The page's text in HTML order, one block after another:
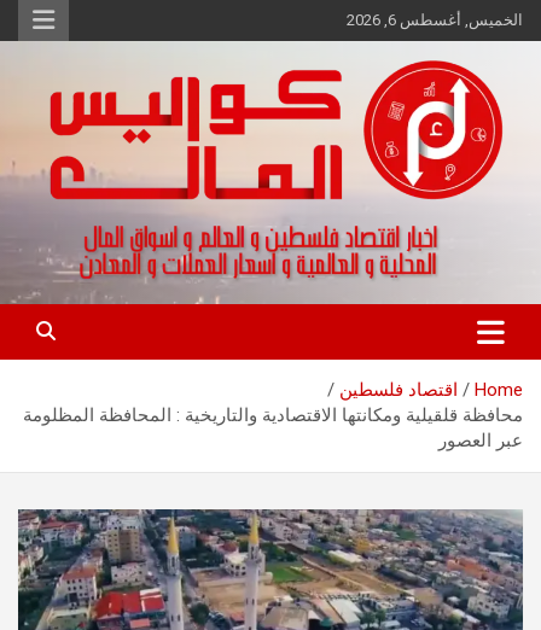
Skip
to
الخميس, أغسطس 6, 2026
كواليس المال
اخبار اقتصاد فلسطين و العالم و تقارير اسواق المال و العملات
Home
اقتصاد فلسطين
محافظة قلقيلية ومكانتها الاقتصادية والتاريخية : المحافظة المظلومة
عبر العصور